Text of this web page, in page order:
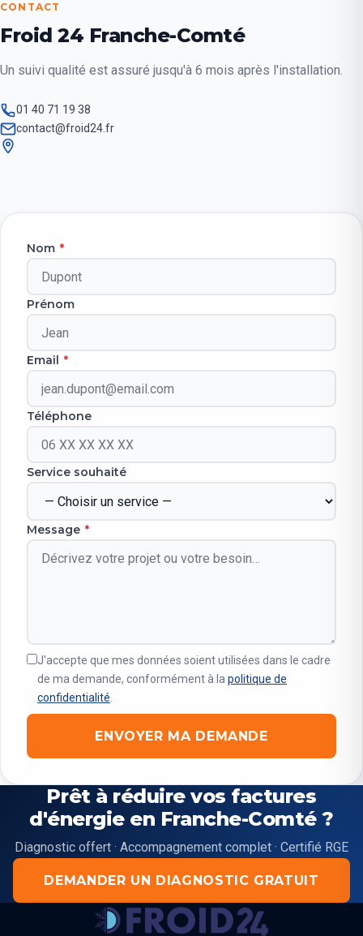
CONTACT
Froid 24 Franche-Comté
Un suivi qualité est assuré jusqu'à 6 mois après l'installation.
01 40 71 19 38
contact@froid24.fr
Nom *
Prénom
Email *
Téléphone
Service souhaité
Message *
J'accepte que mes données soient utilisées dans le cadre
de ma demande, conformément à la politique de
confidentialité
ENVOYER MA DEMANDE
Prêt à réduire vos factures
d'énergie en Franche-Comté ?
Diagnostic offert · Accompagnement complet · Certifié RGE
DEMANDER UN DIAGNOSTIC GRATUIT